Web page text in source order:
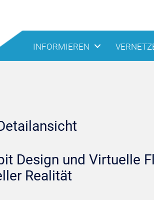
INFORMIEREN
Design und Virtuelle
Realität